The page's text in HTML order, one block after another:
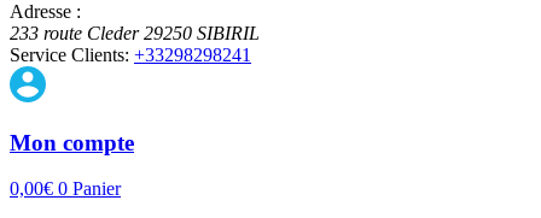
Adresse :
233 route Cleder 29250 SIBIRIL
Service Clients: +33298298241
Mon compte
0,00€ 0 Panier